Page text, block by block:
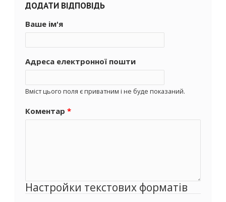
ДОДАТИ ВІДПОВІДЬ
Ваше ім'я
Адреса електронної пошти
Вміст цього поля є приватним і не буде показаний.
Коментар *
Настройки текстових форматів